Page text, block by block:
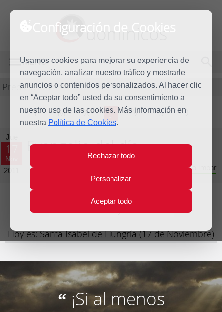
Configuración de Cookies
Usamos cookies para mejorar su experiencia de
navegación, analizar nuestro tráfico y mostrarle
anuncios o contenidos personalizados. Al hacer clic
en “Aceptar todo” usted da su consentimiento a
nuestro uso de las cookies. Más información en
nuestra Política de Cookies.
Rechazar todo
Personalizar
Aceptar todo
dominicos
MENÚ
Predicación
L M X J V S D
Jue
17
Nov
2011
Evangelio del día
Trigésimo tercera semana del Tiempo Ordinario - Año Impar
Lecturas del día y comentario
Hoy es: Santa Isabel de Hungría (17 de Noviembre)
“ ¡Si al menos